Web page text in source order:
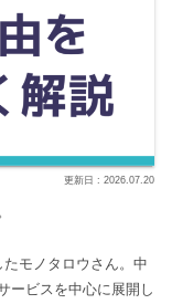
2026.07.20
モノタロウさん。中
ービスを中心に展開し